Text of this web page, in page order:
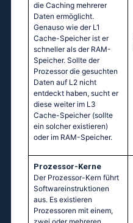
die Caching mehrerer
Daten ermöglicht.
Genauso wie der L1
Cache-Speicher ist er
schneller als der RAM-
Speicher. Sollte der
Prozessor die gesuchten
Daten auf L2 nicht
entdeckt haben, sucht er
diese weiter im L3
Cache-Speicher (sollte
ein solcher existieren)
oder im RAM-Speicher.
Prozessor-Kerne
Der Prozessor-Kern führt
Softwareinstruktionen
aus. Es existieren
Prozessoren mit einem,